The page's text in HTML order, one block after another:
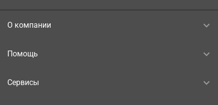
О компании
Помощь
Сервисы